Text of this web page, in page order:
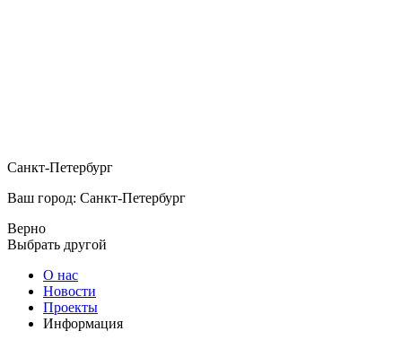
Санкт-Петербург
Ваш город: Санкт-Петербург
Верно
Выбрать другой
О нас
Новости
Проекты
Информация